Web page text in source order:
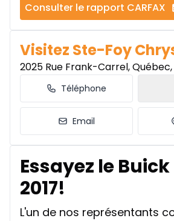
Consulter le rapport CARFAX
Visitez Ste-Foy
2025 Rue Frank-Carrel, Québec,
Téléphone
Email
Essayez le
2017!
L'un de nos représentants